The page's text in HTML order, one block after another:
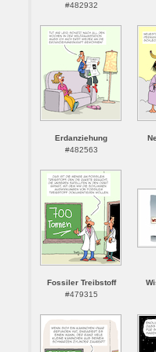
#482932
Erdanziehung
#482563
Fossiler Treibstoff
#479315